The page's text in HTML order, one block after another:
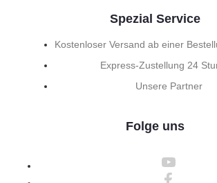
Spezial Service
Kostenloser Versand ab einer
Express-Zustellung 24
Unsere Partner
Folge uns